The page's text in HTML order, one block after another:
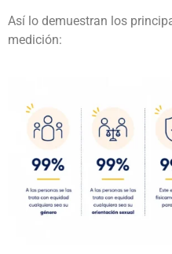
Así lo demuestran los
medición: